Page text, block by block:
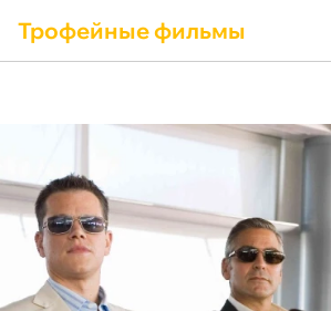
Трофейные фильмы